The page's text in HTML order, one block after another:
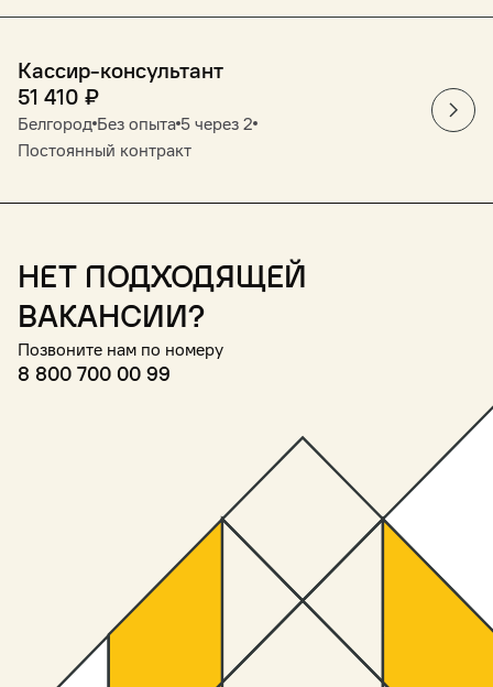
Кассир-консультант
51 410 ₽
Белгород Без опыта 5 через 2
Постоянный контракт
Нет подходящей
вакансии?
Позвоните нам по номеру
8 800 700 00 99